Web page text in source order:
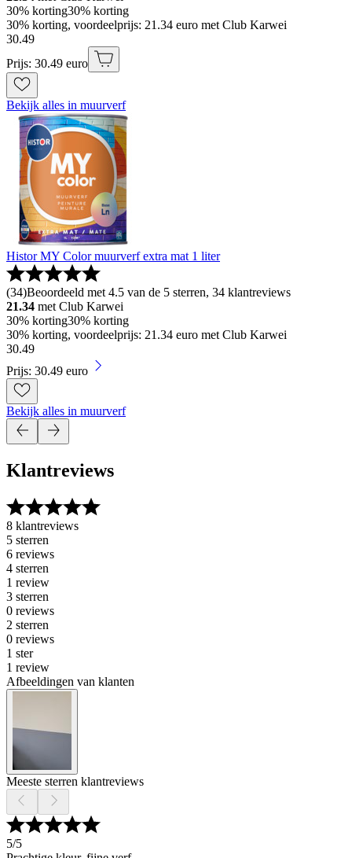
30% korting30% korting
30% korting, voordeelprijs: 21.34 euro met Club Karwei
30.49
Prijs: 30.49 euro
Bekijk alles in muurverf
Histor MY Color muurverf extra mat 1 liter
(34)Beoordeeld met 4.5 van de 5 sterren, 34 klantreviews
21.34 met Club Karwei
30% korting30% korting
30% korting, voordeelprijs: 21.34 euro met Club Karwei
30.49
Prijs: 30.49 euro
Bekijk alles in muurverf
Klantreviews
8 klantreviews
5 sterren
6 reviews
4 sterren
1 review
3 sterren
0 reviews
2 sterren
0 reviews
1 ster
1 review
Afbeeldingen van klanten
Meeste sterren klantreviews
5/5